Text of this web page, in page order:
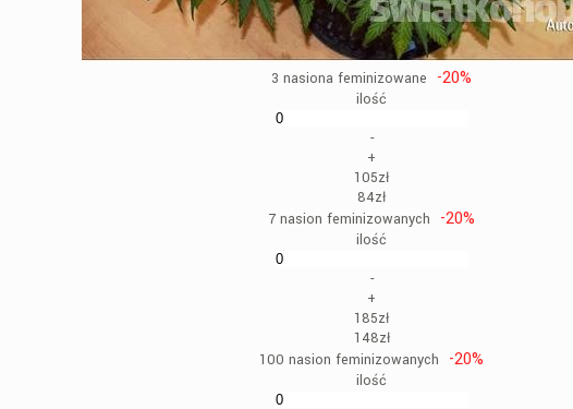
3 nasiona feminizowane -20%
ilość
-
+
105zł
84zł
7 nasion feminizowanych
-20%
ilość
-
+
185zł
148zł
100 nasion feminizowanych
-20%
ilość